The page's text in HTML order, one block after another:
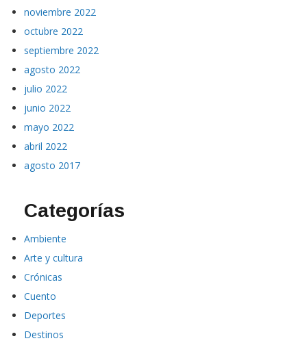
noviembre 2022
octubre 2022
septiembre 2022
agosto 2022
julio 2022
junio 2022
mayo 2022
abril 2022
agosto 2017
Categorías
Ambiente
Arte y cultura
Crónicas
Cuento
Deportes
Destinos